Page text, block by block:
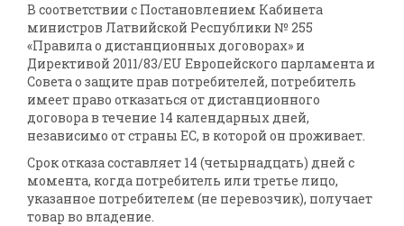
В соответствии с Постановлением Кабинета
министров Латвийской Республики № 255
«Правила о дистанционных договорах» и
Директивой 2011/83/EU Европейского парламента и
Совета о защите прав потребителей, потребитель
имеет право отказаться от дистанционного
договора в течение 14 календарных дней,
независимо от страны ЕС, в которой он проживает.
Срок отказа составляет 14 (четырнадцать) дней с
момента, когда потребитель или третье лицо,
указанное потребителем (не перевозчик), получает
товар во владение.